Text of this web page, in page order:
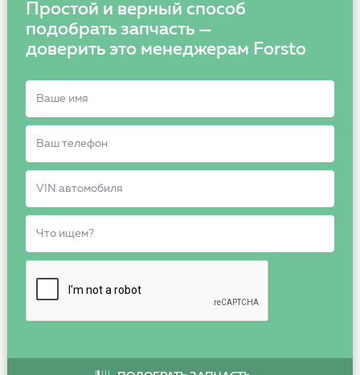
Простой и верный способ
подобрать запчасть —
доверить это менеджерам Forsto